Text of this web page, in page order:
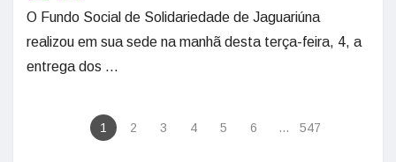
O Fundo Social de Solidariedade de Jaguariúna
realizou em sua sede na manhã desta terça-feira, 4, a
entrega dos ...
1 2 3 4 5 6 ... 547